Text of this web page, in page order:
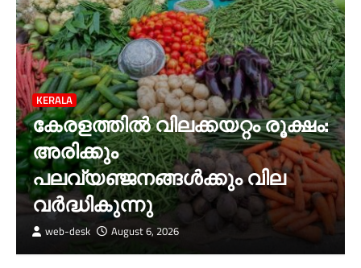
KERALA
കേരളത്തില്‍ വിലക്കയറ്റം രൂക്ഷം:
അരിക്കും
പലവ്യഞ്ജനങ്ങള്‍ക്കും വില
വർദ്ധികുന്നു
web-desk August 6, 2026